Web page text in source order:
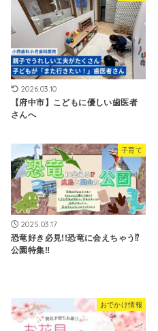
2026.03.10
【府中市】こどもに優しい歯医者
さんへ
子育て
2025.03.17
恐竜好き必見!!恐竜に会えちゃう⁉
公園特集‼
おでかけ情報